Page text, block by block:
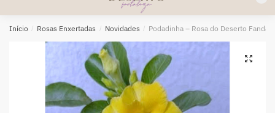
Início / Rosas Enxertadas / Novidades / Podadinha – Rosa do Deserto
🔍